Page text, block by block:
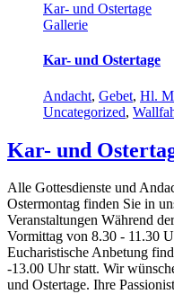
Kar- und Ostertage
Gallerie
Kar- und Ostertage
Andacht, Gebet, Hl.
Uncategorized,
Kar- und
Alle Gottesdienste und
Ostermontag finden Sie in
Veranstaltungen Während
Vormittag von 8.30 - 11.30
Eucharistische Anbetung
-13.00 Uhr statt. Wir
und Ostertage. Ihre